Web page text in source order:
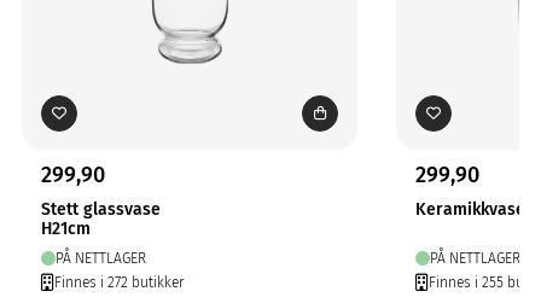
299,90
Stett glassvase
H21cm
PÅ NETTLAGER
Finnes i 272 butikker
299,90
Keramikkvase
PÅ NETTLAGER
Finnes i 255